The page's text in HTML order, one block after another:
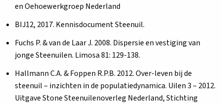
en Oehoewerkgroep Nederland
BIJ12, 2017. Kennisdocument Steenuil.
Fuchs P. & van de Laar J. 2008. Dispersie en vestiging van
jonge Steenuilen. Limosa 81: 129-138.
Hallmann C.A. & Foppen R.P.B. 2012. Over-leven bij de
steenuil – inzichten in de populatiedynamica. Uilen 3 – 2012.
Uitgave Stone Steenuilenoverleg Nederland, Stichting